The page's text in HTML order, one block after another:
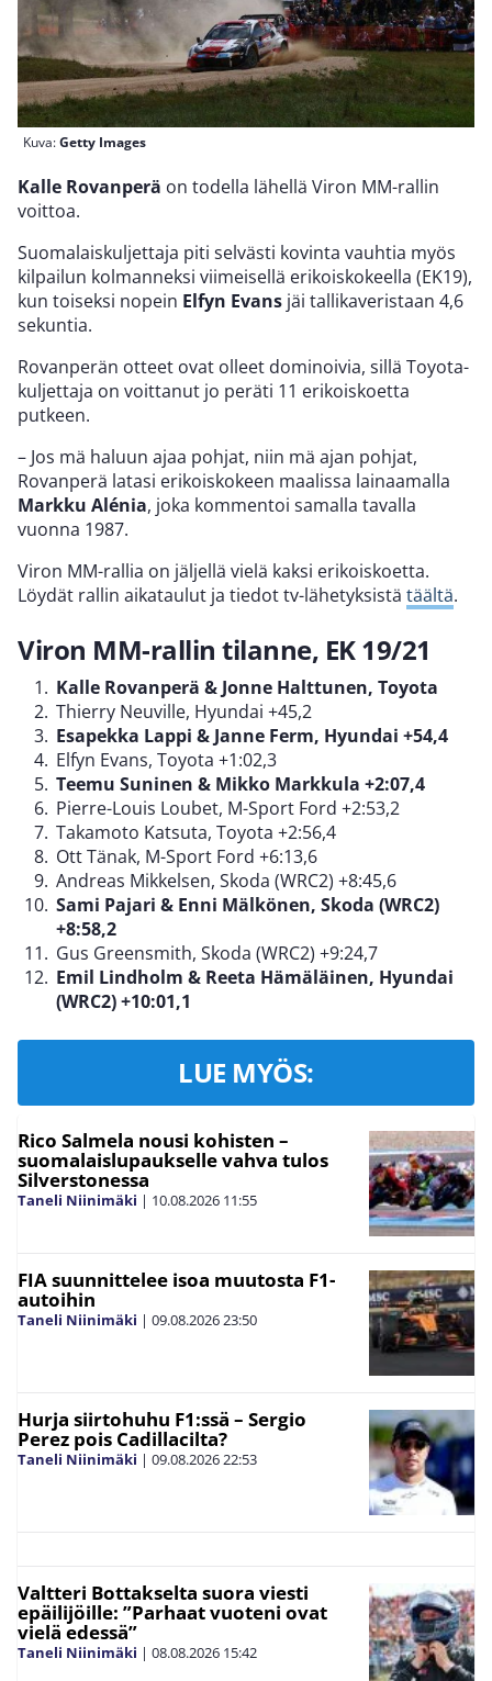
Kuva:Getty Images
Kalle Rovanperä on todella lähellä Viron MM-rallin
voittoa.
Suomalaiskuljettaja piti selvästi kovinta vauhtia myös
kilpailun kolmanneksi viimeisellä erikoiskokeella (EK19),
kun toiseksi nopein Elfyn Evans jäi tallikaveristaan 4,6
sekuntia.
Rovanperän otteet ovat olleet dominoivia, sillä Toyota-
kuljettaja on voittanut jo peräti 11 erikoiskoetta
putkeen.
– Jos mä haluun ajaa pohjat, niin mä ajan pohjat,
Rovanperä latasi erikoiskokeen maalissa lainaamalla
Markku Alénia, joka kommentoi samalla tavalla
vuonna 1987.
Viron MM-rallia on jäljellä vielä kaksi erikoiskoetta.
Löydät rallin aikataulut ja tiedot tv-lähetyksistä täältä.
Viron MM-rallin tilanne, EK 19/21
Kalle Rovanperä & Jonne Halttunen, Toyota
Thierry Neuville, Hyundai +45,2
Esapekka Lappi & Janne Ferm, Hyundai +54,4
Elfyn Evans, Toyota +1:02,3
Teemu Suninen & Mikko Markkula +2:07,4
Pierre-Louis Loubet, M-Sport Ford +2:53,2
Takamoto Katsuta, Toyota +2:56,4
Ott Tänak, M-Sport Ford +6:13,6
Andreas Mikkelsen, Skoda (WRC2) +8:45,6
Sami Pajari & Enni Mälkönen, Skoda (WRC2)
+8:58,2
Gus Greensmith, Skoda (WRC2) +9:24,7
Emil Lindholm & Reeta Hämäläinen, Hyundai
(WRC2) +10:01,1
LUE MYÖS:
Rico Salmela nousi kohisten –
suomalaislupaukselle vahva tulos
Silverstonessa
Taneli Niinimäki | 10.08.2026 11:55
FIA suunnittelee isoa muutosta F1-
autoihin
Taneli Niinimäki | 09.08.202623:50
Hurja siirtohuhu F1:ssä – Sergio
Perez pois Cadillacilta?
Taneli Niinimäki | 09.08.202622:53
Valtteri Bottakselta suora viesti
epäilijöille: ”Parhaat vuoteni ovat
vielä edessä”
Taneli Niinimäki | 08.08.2026 15:42